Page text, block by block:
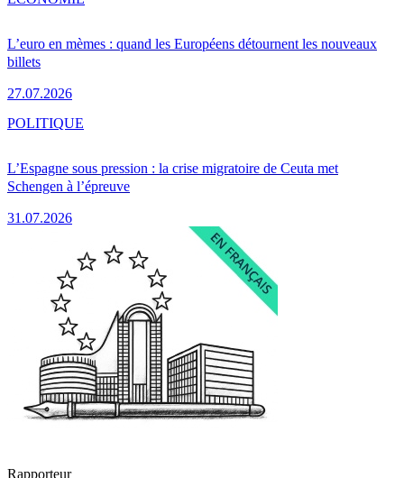
L’euro en mèmes : quand les Européens détournent les nouveaux
billets
27.07.2026
L’Espagne sous pression : la crise migratoire de Ceuta met
Schengen à l’épreuve
31.07.2026
POLITIQUE
Rapporteur